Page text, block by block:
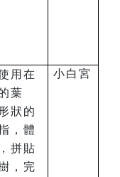
用在
葉
狀的
，體
拼貼
，完
小白宮